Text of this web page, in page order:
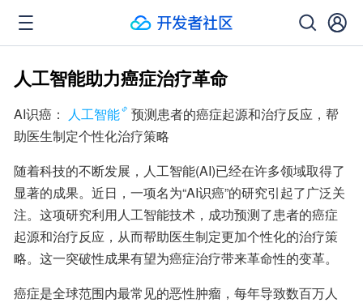
人工智能助力癌症治疗革命
AI识癌： 人工智能
预测患者的癌症起源和治疗反应，帮
助医生制定个性化治疗策略
随着科技的不断发展，人工智能(AI)已经在许多领域取得了
显著的成果。近日，一项名为“AI识癌”的研究引起了广泛关
注。这项研究利用人工智能技术，成功预测了患者的癌症
起源和治疗反应，从而帮助医生制定更加个性化的治疗策
略。这一突破性成果有望为癌症治疗带来革命性的变革。
癌症是全球范围内最常见的恶性肿瘤，每年导致数百万人